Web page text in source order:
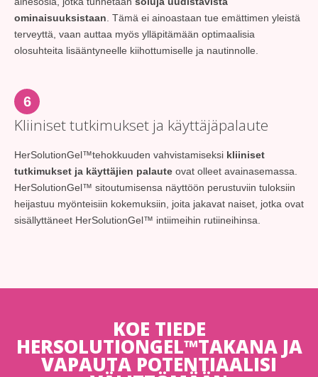
ominaisuuksistaan. Tämä ei ainoastaan tue emättimen yleistä
terveyttä, vaan auttaa myös ylläpitämään optimaalisia
olosuhteita lisääntyneelle kiihottumiselle ja nautinnolle.
6
Kliiniset tutkimukset ja käyttäjäpalaute
HerSolutionGel™tehokkuuden vahvistamiseksi kliiniset
tutkimukset ja käyttäjien palaute ovat olleet avainasemassa.
HerSolutionGel™ sitoutumisensa näyttöön perustuviin tuloksiin
heijastuu myönteisiin kokemuksiin, joita jakavat naiset, jotka ovat
sisällyttäneet HerSolutionGel™ intiimeihin rutiineihinsa.
KOE TIEDE
HERSOLUTIONGEL™TAKANA JA
VAPAUTA POTENTIAALISI